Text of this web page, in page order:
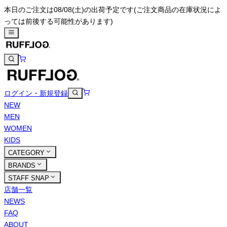
本日のご注文は08/08(土)の出荷予定です(ご注文商品の在庫状況によ
っては前後する可能性があります)
ログイン・新規登録
NEW
MEN
WOMEN
KIDS
CATEGORY
BRANDS
STAFF SNAP
店舗一覧
NEWS
FAQ
ABOUT